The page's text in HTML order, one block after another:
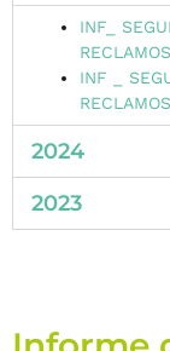
INF_
INF _
2024
2023